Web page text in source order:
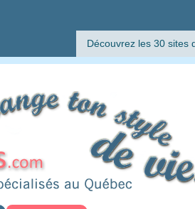
Découvrez les 30 sites